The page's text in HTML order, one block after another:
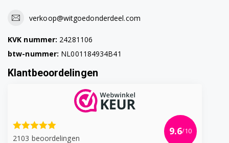
verkoop@witgoedonderdeel.com
KVK nummer: 24281106
btw-nummer: NL001184934B41
Klantbeoordelingen
2103 beoordelingen
9.6/10